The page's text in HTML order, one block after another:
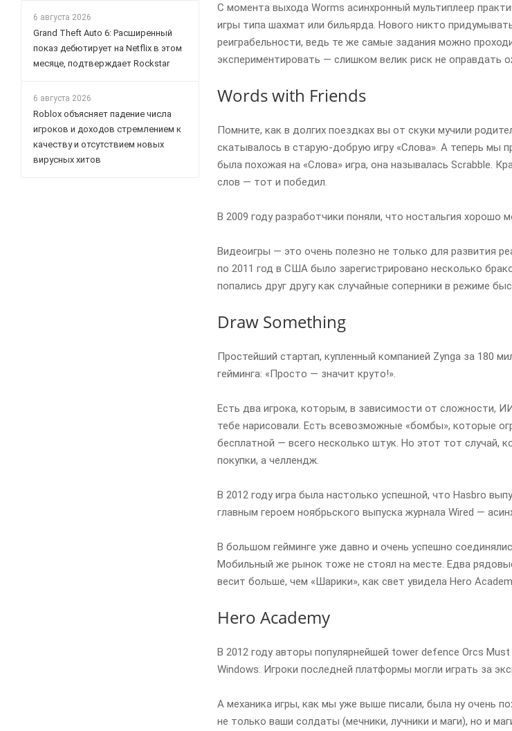
С момента выхода Worms асинхронный мультиплеер
игры типа шахмат или бильярда. Нового никто
реиграбельности, ведь те же самые задания можно
экспериментировать — слишком велик риск не оправдать
Words with Friends
Помните, как в долгих поездках вы от скуки мучили
скатывалось в старую-добрую игру «Слова». А теперь мы
была похожая на «Слова» игра, она называлась Scrabble.
слов — тот и победил.
В 2009 году разработчики поняли, что ностальгия хорошо
Видеоигры — это очень полезно не только для развития
по 2011 год в США было зарегистрировано несколько
попались друг другу как случайные соперники в режиме
Draw Something
Простейший стартап, купленный компанией Zynga за 180
гейминга: «Просто — значит круто!».
Есть два игрока, которым, в зависимости от сложности,
тебе нарисовали. Есть всевозможные «бомбы», которые
бесплатной — всего несколько штук. Но этот тот случай,
покупки, а челлендж.
В 2012 году игра была настолько успешной, что Hasbro
главным героем ноябрьского выпуска журнала Wired —
В большом гейминге уже давно и очень успешно
Мобильный же рынок тоже не стоял на месте. Едва
весит больше, чем «Шарики», как свет увидела Hero
Hero Academy
В 2012 году авторы популярнейшей tower defence Orcs
Windows. Игроки последней платформы могли играть за
А механика игры, как мы уже выше писали, была ну очень
не только ваши солдаты (мечники, лучники и маги), но и
6 августа 2026
Grand Theft Auto 6: Расширенный
показ дебютирует на Netflix в этом
месяце, подтверждает Rockstar
6 августа 2026
Roblox объясняет падение числа
игроков и доходов стремлением к
качеству и отсутствием новых
вирусных хитов